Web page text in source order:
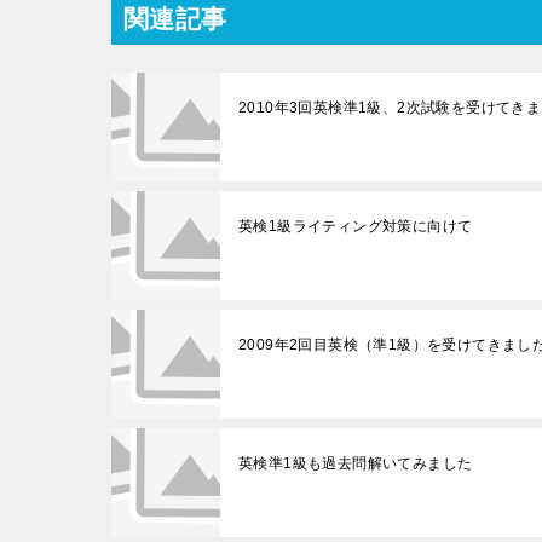
関連記事
2010年3回英検準1級、2次試験を受けてきま
英検1級ライティング対策に向けて
2009年2回目英検（準1級）を受けてきました
英検準1級も過去問解いてみました